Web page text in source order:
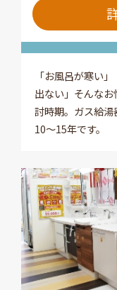
「お風呂が寒い
出ない」そんな
討時期。ガス給
10～15年です。